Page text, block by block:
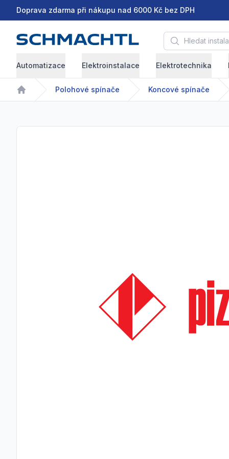
Doprava zdarma při nákupu nad 6000 Kč bez DPH
Hledat
Automatizace Elektroinstalace Elektrotechnika
Home
Polohové spínače Koncové spínače